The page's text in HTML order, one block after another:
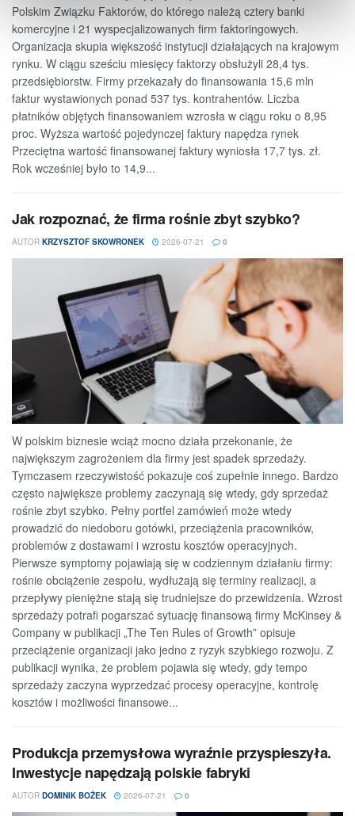
Polskim Związku Faktorów, do którego należą cztery banki
komercyjne i 21 wyspecjalizowanych firm faktoringowych.
Organizacja skupia większość instytucji działających na krajowym
rynku. W ciągu sześciu miesięcy faktorzy obsłużyli 28,4 tys.
przedsiębiorstw. Firmy przekazały do finansowania 15,6 mln
faktur wystawionych ponad 537 tys. kontrahentów. Liczba
płatników objętych finansowaniem wzrosła w ciągu roku o 8,95
proc. Wyższa wartość pojedynczej faktury napędza rynek
Przeciętna wartość finansowanej faktury wyniosła 17,7 tys. zł.
Rok wcześniej było to 14,9...
Jak rozpoznać, że firma rośnie zbyt szybko?
AUTOR KRZYSZTOF SKOWRONEK 2026-07-21 0
W polskim biznesie wciąż mocno działa przekonanie, że
największym zagrożeniem dla firmy jest spadek sprzedaży.
Tymczasem rzeczywistość pokazuje coś zupełnie innego. Bardzo
często największe problemy zaczynają się wtedy, gdy sprzedaż
rośnie zbyt szybko. Pełny portfel zamówień może wtedy
prowadzić do niedoboru gotówki, przeciążenia pracowników,
problemów z dostawami i wzrostu kosztów operacyjnych.
Pierwsze symptomy pojawiają się w codziennym działaniu firmy:
rośnie obciążenie zespołu, wydłużają się terminy realizacji, a
przepływy pieniężne stają się trudniejsze do przewidzenia. Wzrost
sprzedaży potrafi pogarszać sytuację finansową firmy McKinsey &
Company w publikacji „The Ten Rules of Growth” opisuje
przeciążenie organizacji jako jedno z ryzyk szybkiego rozwoju. Z
publikacji wynika, że problem pojawia się wtedy, gdy tempo
sprzedaży zaczyna wyprzedzać procesy operacyjne, kontrolę
kosztów i możliwości finansowe...
Produkcja przemysłowa wyraźnie przyspieszyła.
Inwestycje napędzają polskie fabryki
AUTOR DOMINIK BOŻEK 2026-07-21 0